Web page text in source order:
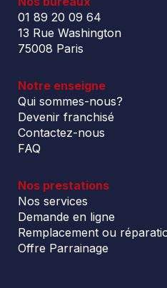
01 89 20 09 64
13 Rue Washington
75008 Paris
Notre enseigne
Qui sommes-nous?
Devenir franchisé
Contactez-nous
FAQ
Nos prestations
Nos services
Demande en ligne
Remplacement ou
Offre Parrainage